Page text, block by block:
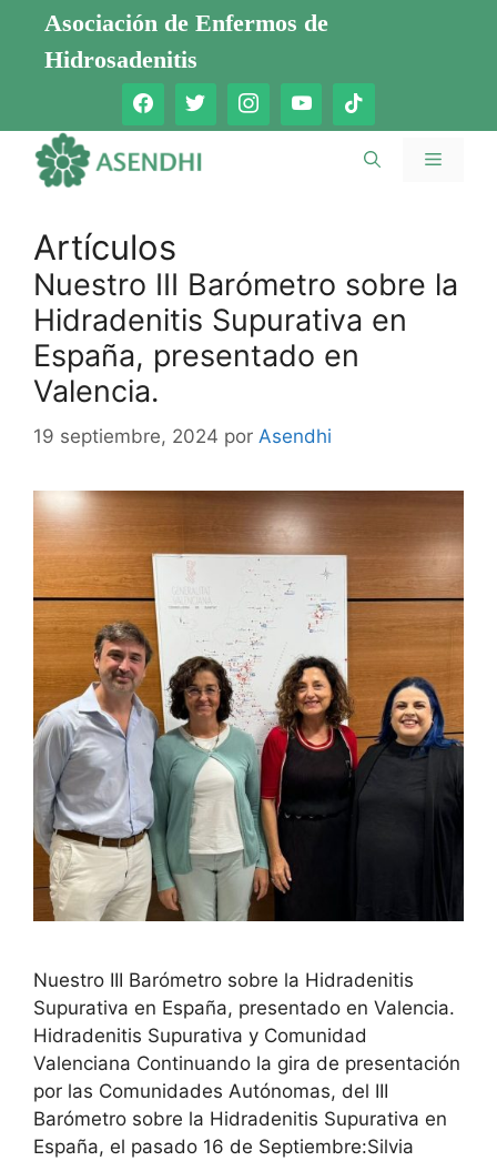
Saltar
contenido
Asociación de Enfermos de
Hidrosadenitis
Menú
Artículos
Nuestro III Barómetro sobre la
Hidradenitis Supurativa en
España, presentado en
Valencia.
19 septiembre, 2024 por Asendhi
Nuestro III Barómetro sobre la Hidradenitis
Supurativa en España, presentado en Valencia.
Hidradenitis Supurativa y Comunidad
Valenciana Continuando la gira de presentación
por las Comunidades Autónomas, del III
Barómetro sobre la Hidradenitis Supurativa en
España, el pasado 16 de Septiembre:Silvia